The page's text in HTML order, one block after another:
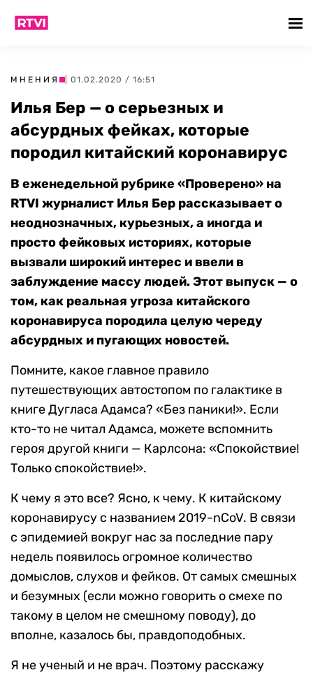
МНЕНИЯ | 01.02.2020 / 16:51
Илья Бер — о серьезных и
абсурдных фейках, которые
породил китайский коронавирус
В еженедельной рубрике «Проверено» на
RTVI журналист Илья Бер рассказывает о
неоднозначных, курьезных, а иногда и
просто фейковых историях, которые
вызвали широкий интерес и ввели в
заблуждение массу людей. Этот выпуск — о
том, как реальная угроза китайского
коронавируса породила целую череду
абсурдных и пугающих новостей.
Помните, какое главное правило
путешествующих автостопом по галактике в
книге Дугласа Адамса? «Без паники!». Если
кто-то не читал Адамса, можете вспомнить
героя другой книги — Карлсона: «Спокойствие!
Только спокойствие!».
К чему я это все? Ясно, к чему. К китайскому
коронавирусу с названием 2019-nCoV. В связи
с эпидемией вокруг нас за последние пару
недель появилось огромное количество
домыслов, слухов и фейков. От самых смешных
и безумных (если можно говорить о смехе по
такому в целом не смешному поводу), до
вполне, казалось бы, правдоподобных.
Я не ученый и не врач. Поэтому расскажу